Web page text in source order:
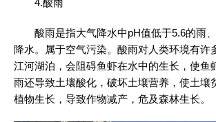
4.酸雨
酸雨是指大气降水中pH值低于5.6的雨、
降水。属于空气污染。酸雨对人类环境有许
江河湖泊，会阻碍鱼虾在水中的生长，使鱼
雨还导致土壤酸化，破坏土壤营养，使土壤
植物生长，导致作物减产，危及森林生长。